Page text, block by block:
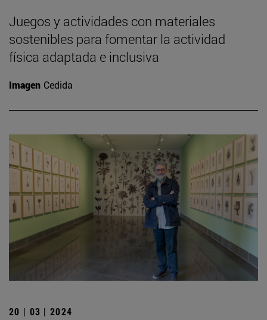
Juegos y actividades con materiales
sostenibles para fomentar la actividad
física adaptada e inclusiva
Imagen Cedida
20 | 03 | 2024